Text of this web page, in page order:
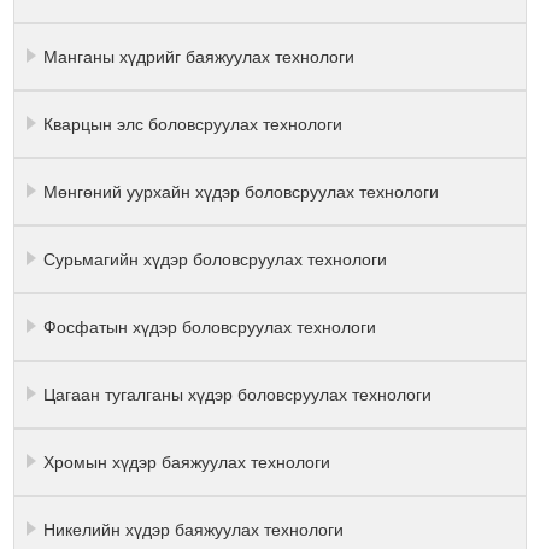
Манганы хүдрийг баяжуулах технологи
Кварцын элс боловсруулах технологи
Мөнгөний уурхайн хүдэр боловсруулах технологи
Сурьмагийн хүдэр боловсруулах технологи
Фосфатын хүдэр боловсруулах технологи
Цагаан тугалганы хүдэр боловсруулах технологи
Хромын хүдэр баяжуулах технологи
Никелийн хүдэр баяжуулах технологи